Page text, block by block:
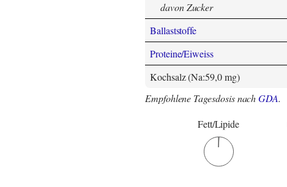
davon Zucker
Ballaststoffe
Proteine/Eiweiss
Kochsalz (Na:59,0 mg)
Empfohlene Tagesdosis nachGDA.
Fett/Lipide